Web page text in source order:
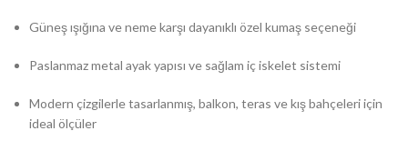
Güneş ışığına ve neme karşı dayanıklı özel kumaş seçeneği
Paslanmaz metal ayak yapısı ve sağlam iç iskelet sistemi
Modern çizgilerle tasarlanmış, balkon, teras ve kış bahçeleri için
ideal ölçüler